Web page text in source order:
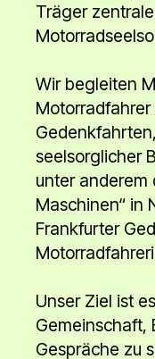
Träger
Wir begleiten
seelsorglicher
unter anderem
Maschinen“ in
Frankfurter
Unser Ziel ist
Gemeinschaft,
Gespräche zu